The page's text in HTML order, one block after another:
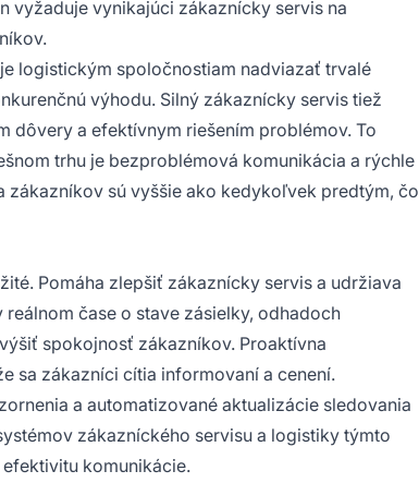
vyžaduje vynikajúci zákaznícky servis na
logistickým spoločnostiam nadviazať trvalé
výhodu. Silný zákaznícky servis tiež
dôvery a efektívnym riešením problémov. To
trhu je bezproblémová komunikácia a rýchle
sú vyššie ako kedykoľvek predtým, čo
Pomáha zlepšiť zákaznícky servis a udržiava
čase o stave zásielky, odhadoch
spokojnosť zákazníkov. Proaktívna
sa zákazníci cítia informovaní a cenení.
a automatizované aktualizácie sledovania
zákazníckého servisu a logistiky týmto
komunikácie.